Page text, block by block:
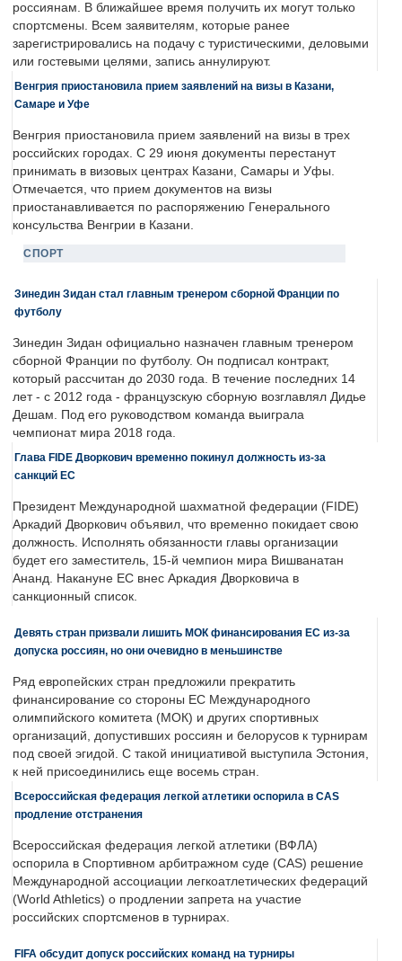
россиянам. В ближайшее время получить их могут только
спортсмены. Всем заявителям, которые ранее
зарегистрировались на подачу с туристическими, деловыми
или гостевыми целями, запись аннулируют.
Венгрия приостановила прием заявлений на визы в Казани,
Самаре и Уфе
Венгрия приостановила прием заявлений на визы в трех
российских городах. С 29 июня документы перестанут
принимать в визовых центрах Казани, Самары и Уфы.
Отмечается, что прием документов на визы
приостанавливается по распоряжению Генерального
консульства Венгрии в Казани.
СПОРТ
Зинедин Зидан стал главным тренером сборной Франции по
футболу
Зинедин Зидан официально назначен главным тренером
сборной Франции по футболу. Он подписал контракт,
который рассчитан до 2030 года. В течение последних 14
лет - с 2012 года - французскую сборную возглавлял Дидье
Дешам. Под его руководством команда выиграла
чемпионат мира 2018 года.
Глава FIDE Дворкович временно покинул должность из-за
санкций ЕС
Президент Международной шахматной федерации (FIDE)
Аркадий Дворкович объявил, что временно покидает свою
должность. Исполнять обязанности главы организации
будет его заместитель, 15-й чемпион мира Вишванатан
Ананд. Накануне ЕС внес Аркадия Дворковича в
санкционный список.
Девять стран призвали лишить МОК финансирования ЕС из-за
допуска россиян, но они очевидно в меньшинстве
Ряд европейских стран предложили прекратить
финансирование со стороны ЕС Международного
олимпийского комитета (МОК) и других спортивных
организаций, допустивших россиян и белорусов к турнирам
под своей эгидой. С такой инициативой выступила Эстония,
к ней присоединились еще восемь стран.
Всероссийская федерация легкой атлетики оспорила в CAS
продление отстранения
Всероссийская федерация легкой атлетики (ВФЛА)
оспорила в Спортивном арбитражном суде (CAS) решение
Международной ассоциации легкоатлетических федераций
(World Athletics) о продлении запрета на участие
российских спортсменов в турнирах.
FIFA обсудит допуск российских команд на турниры